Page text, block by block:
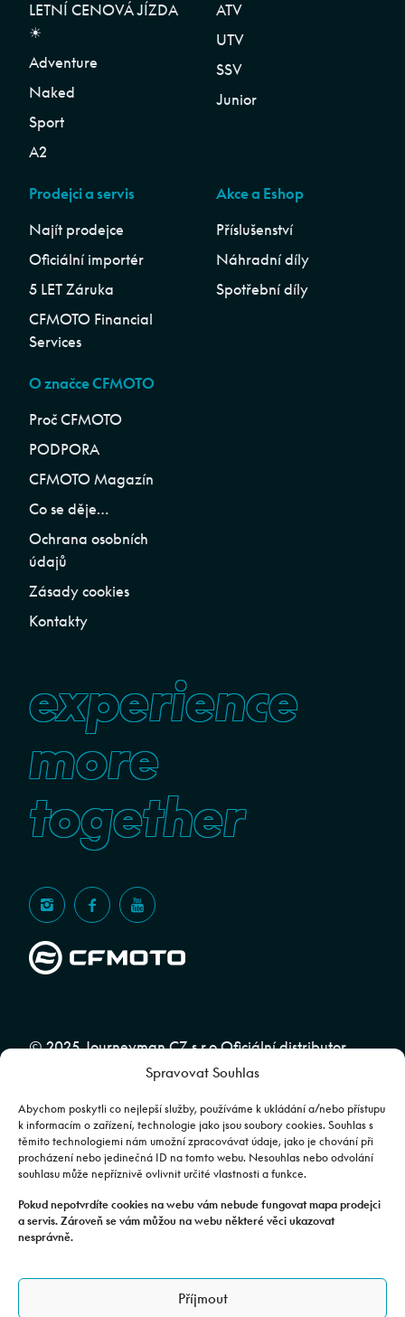
Spravovat Souhlas
Abychom poskytli co nejlepší služby, používáme k ukládání a/nebo přístupu
k informacím o zařízení, technologie jako jsou soubory cookies. Souhlas s
těmito technologiemi nám umožní zpracovávat údaje, jako je chování při
procházení nebo jedinečná ID na tomto webu. Nesouhlas nebo odvolání
souhlasu může nepříznivě ovlivnit určité vlastnosti a funkce.
Pokud nepotvrdíte cookies na webu vám nebude fungovat mapa prodejci
a servis. Zároveň se vám můžou na webu některé věci ukazovat
nesprávně.
Příjmout
LETNÍ CENOVÁ JÍZDA
☀︎
Adventure
Naked
Sport
A2
ATV
UTV
SSV
Junior
Prodejci a servis
Najít prodejce
Oficiální importér
5 LET Záruka
CFMOTO Financial
Services
Akce a Eshop
Příslušenství
Náhradní díly
Spotřební díly
O značce CFMOTO
Proč CFMOTO
PODPORA
CFMOTO Magazín
Co se děje…
Ochrana osobních
údajů
Zásady cookies
Kontakty
experience
more
together
© 2025 Journeyman CZ s.r.o Oficiální distributor
značky CFMOTO pro ČR a SR | Web spravuje
Team
Fotografie mají pouze ilustrativní charakter. Výbava, barevné
kombinace apod. se mohou lišit. Pro upřesnění kontaktujte svého
prodejce. | Veškeré zobrazené informace mají pouze informativní
charakter a nejsou nabídkou ve smyslu ustanovení §1732 odst. 2
zákona č. 89/2012 Sb., občanského zákoníku.
JOURNEYMAN CZ s.r.o. | Podjavorinské 1606/16, Chodov, 149 00
Praha 4 | IČO: 24843920, DIČ: CZ24843920 | Spisová značka: C